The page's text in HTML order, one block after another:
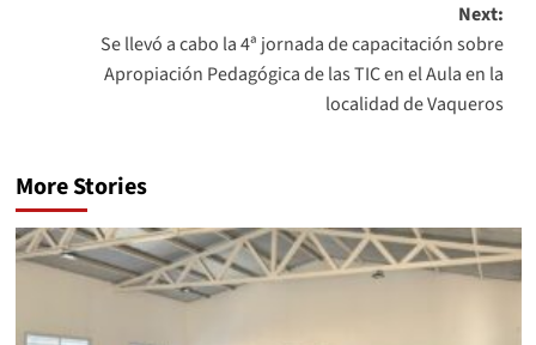
Next:
Se llevó a cabo la 4ª jornada de capacitación sobre
Apropiación Pedagógica de las TIC en el Aula en la
localidad de Vaqueros
More Stories